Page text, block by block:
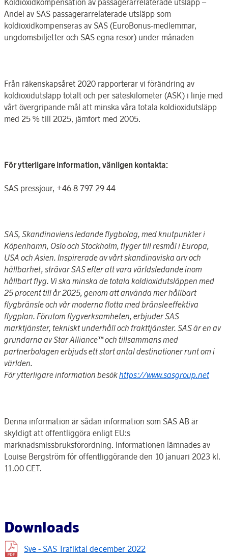
Andel av SAS passagerarrelaterade utsläpp som
koldioxidkompenseras av SAS (EuroBonus-medlemmar,
ungdomsbiljetter och SAS egna resor) under månaden
Från räkenskapsåret 2020 rapporterar vi förändring av
koldioxidutsläpp totalt och per säteskilometer (ASK) i linje med
vårt övergripande mål att minska våra totala koldioxidutsläpp
med 25 % till 2025, jämfört med 2005.
För ytterligare information, vänligen kontakta:
SAS pressjour, +46 8 797 29 44
SAS, Skandinaviens ledande flygbolag, med knutpunkter i
Köpenhamn, Oslo och Stockholm, flyger till resmål i Europa,
USA och Asien. Inspirerade av vårt skandinaviska arv och
hållbarhet, strävar SAS efter att vara världsledande inom
hållbart flyg. Vi ska minska de totala koldioxidutsläppen med
25 procent till år 2025, genom att använda mer hållbart
flygbränsle och vår moderna flotta med bränsleeffektiva
flygplan. Förutom flygverksamheten, erbjuder SAS
marktjänster, tekniskt underhåll och frakttjänster. SAS är en av
grundarna av Star Alliance™ och tillsammans med
partnerbolagen erbjuds ett stort antal destinationer runt om i
världen.
För ytterligare information besökhttps://www.sasgroup.net
Denna information är sådan information som SAS AB är
skyldigt att offentliggöra enligt EU:s
marknadsmissbruksförordning. Informationen lämnades av
Louise Bergström för offentliggörande den 10 januari 2023 kl.
11.00 CET.
Downloads
Sve - SAS Trafiktal december 2022